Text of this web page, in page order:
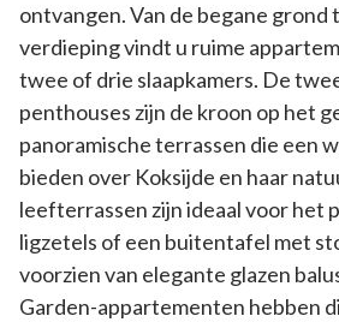
ontvangen. Van de begane
verdieping vindt u ruime
twee of drie slaapkamers. De
penthouses zijn de kroon op het
panoramische terrassen die een
bieden over Koksijde en haar
leefterrassen zijn ideaal voor het
ligzetels of een buitentafel met
voorzien van elegante glazen
Garden-appartementen hebben